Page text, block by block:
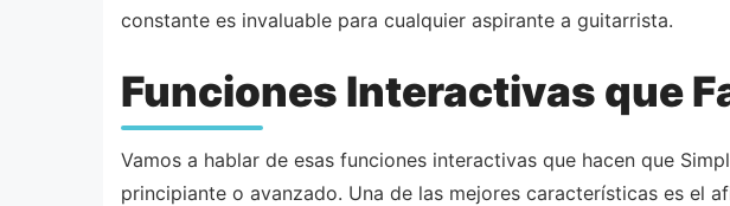
constante es invaluable para cualquier aspirante a guitarrista.
Funciones Interactivas que
Vamos a hablar de esas funciones interactivas que hacen que
principiante o avanzado. Una de las mejores características es el